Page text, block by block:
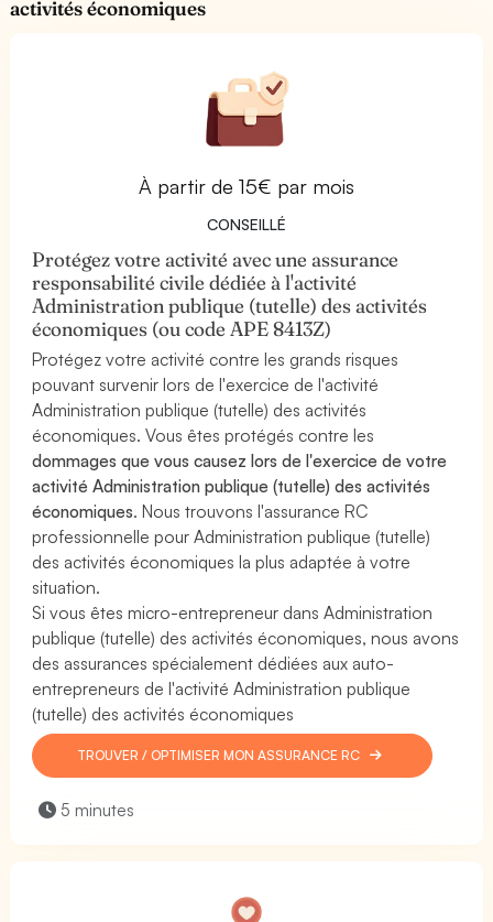
activités économiques
À partir de 15€ par mois
CONSEILLÉ
Protégez votre activité avec une assurance
responsabilité civile dédiée à l'activité
Administration publique (tutelle) des activités
économiques (ou code APE 8413Z)
Protégez votre activité contre les grands risques
pouvant survenir lors de l'exercice de l'activité
Administration publique (tutelle) des activités
économiques. Vous êtes protégés contre les
dommages que vous causez lors de l'exercice de votre
activité Administration publique (tutelle) des activités
économiques. Nous trouvons l'assurance RC
professionnelle pour Administration publique (tutelle)
des activités économiques la plus adaptée à votre
situation.
Si vous êtes micro-entrepreneur dans Administration
publique (tutelle) des activités économiques, nous avons
des assurances spécialement dédiées aux auto-
entrepreneurs de l'activité Administration publique
(tutelle) des activités économiques
TROUVER / OPTIMISER MON ASSURANCE RC
5 minutes